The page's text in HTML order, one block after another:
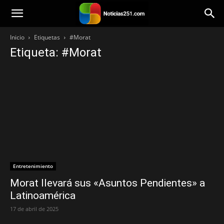
Noticias251
Inicio Etiquetas #Morat
Etiqueta: #Morat
Entretenimiento
Morat llevará sus «Asuntos Pendientes» a
Latinoamérica
17 de abril de 2025